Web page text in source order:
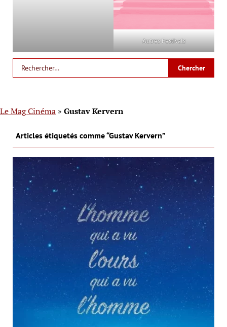
Autres Festivals
Le Mag Cinéma » Gustav Kervern
Articles étiquetés comme “Gustav Kervern”